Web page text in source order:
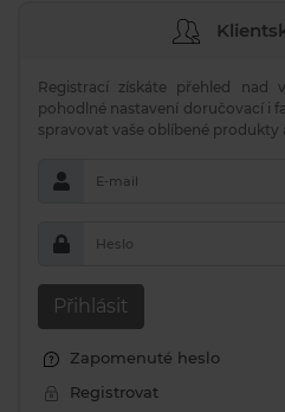
Registrací získáte přehled nad
pohodlné nastavení doručovací i
spravovat vaše oblíbené produkty
E-mail
Heslo
Přihlásit
Zapomenuté heslo
Registrovat